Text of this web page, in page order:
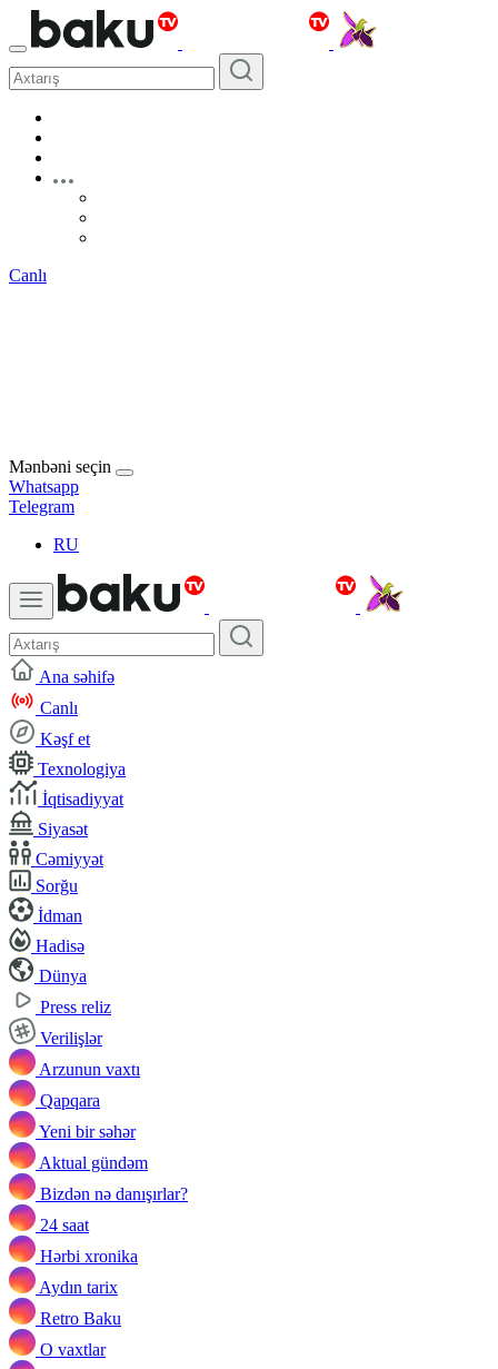
Canlı
Mənbəni seçin
Whatsapp
Telegram
RU
Ana səhifə
Canlı
Kəşf et
Texnologiya
İqtisadiyyat
Siyasət
Cəmiyyət
Sorğu
İdman
Hadisə
Dünya
Press reliz
Verilişlər
Arzunun vaxtı
Qapqara
Yeni bir səhər
Aktual gündəm
Bizdən nə danışırlar?
24 saat
Hərbi xronika
Aydın tarix
Retro Baku
O vaxtlar